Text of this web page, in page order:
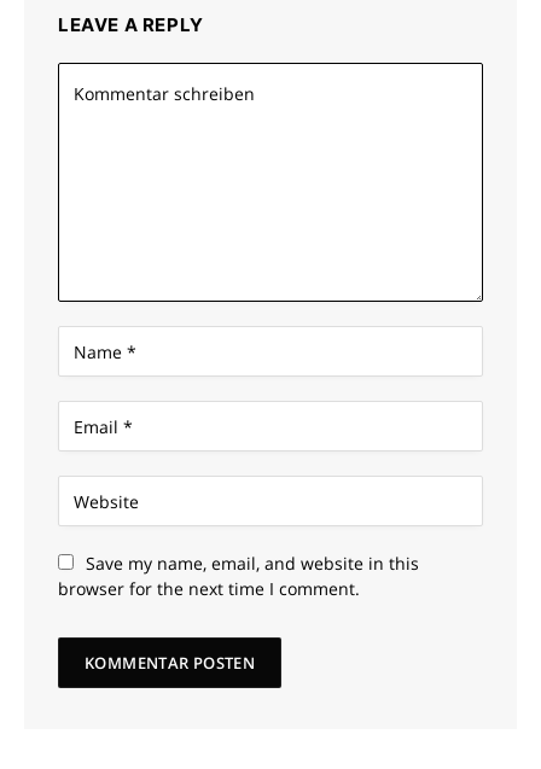
LEAVE A REPLY
Save my name, email, and website in this
browser for the next time I comment.